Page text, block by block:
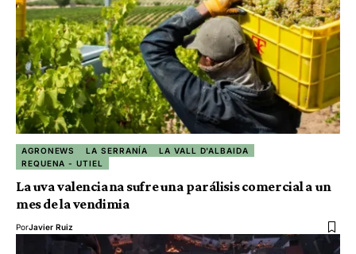
AGRONEWS LA SERRANÍA
LA VALL D'ALBAIDA
REQUENA - UTIEL
La uva valenciana sufre una parálisis comercial a un
mes de la vendimia
PorJavier Ruiz